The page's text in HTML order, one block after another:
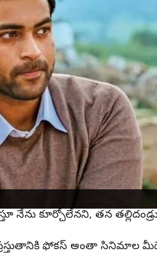
కొద్దీ ఈ పుకార్లు కూడా
అన్నారు. తాజాగా
త్రిపాఠి, వరుణ్ తేజ్ తో పెళ్ళి
సినిమా ఇండస్ట్రీలో
నేను కూర్చోలేనని, తన
ప్రస్తుతానికి ఫోకస్ అంతా